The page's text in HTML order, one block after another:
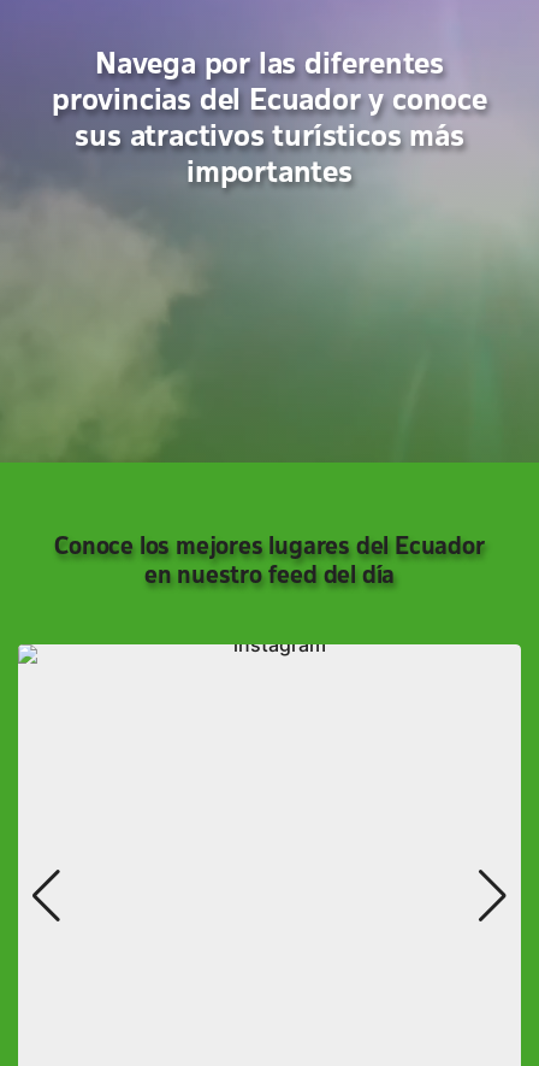
Navega por las diferentes
provincias del Ecuador y conoce
sus atractivos turísticos más
importantes
Conoce los mejores lugares del Ecuador
en nuestro feed del día